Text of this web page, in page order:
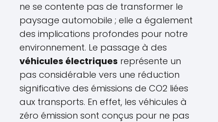
ne se contente pas de transformer le
paysage automobile ; elle a également
des implications profondes pour notre
environnement. Le passage à des
véhicules électriques représente un
pas considérable vers une réduction
significative des émissions de CO2 liées
aux transports. En effet, les véhicules à
zéro émission sont conçus pour ne pas